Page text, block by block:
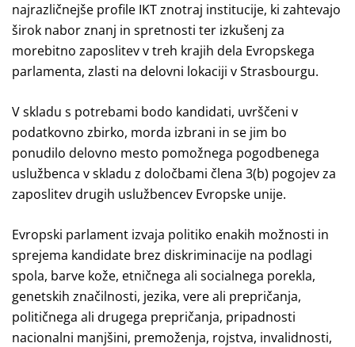
najrazličnejše profile IKT znotraj institucije, ki zahtevajo
širok nabor znanj in spretnosti ter izkušenj za
morebitno zaposlitev v treh krajih dela Evropskega
parlamenta, zlasti na delovni lokaciji v Strasbourgu.
V skladu s potrebami bodo kandidati, uvrščeni v
podatkovno zbirko, morda izbrani in se jim bo
ponudilo delovno mesto pomožnega pogodbenega
uslužbenca v skladu z določbami člena 3(b) pogojev za
zaposlitev drugih uslužbencev Evropske unije.
Evropski parlament izvaja politiko enakih možnosti in
sprejema kandidate brez diskriminacije na podlagi
spola, barve kože, etničnega ali socialnega porekla,
genetskih značilnosti, jezika, vere ali prepričanja,
političnega ali drugega prepričanja, pripadnosti
nacionalni manjšini, premoženja, rojstva, invalidnosti,